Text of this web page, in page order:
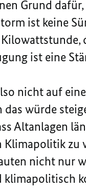
Grund
ist keine
ist eine
nicht auf
das würde
Altanlagen
zu
nicht nur
klimapolitisch